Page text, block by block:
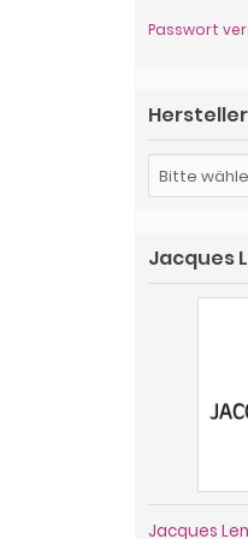
Passwort
Hersteller
Bitte
Jacques
Jacques